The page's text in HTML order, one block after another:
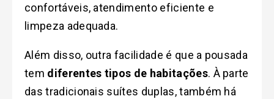
confortáveis, atendimento eficiente e
limpeza adequada.
Além disso, outra facilidade é que a pousada
tem diferentes tipos de habitações. À parte
das tradicionais suítes duplas, também há